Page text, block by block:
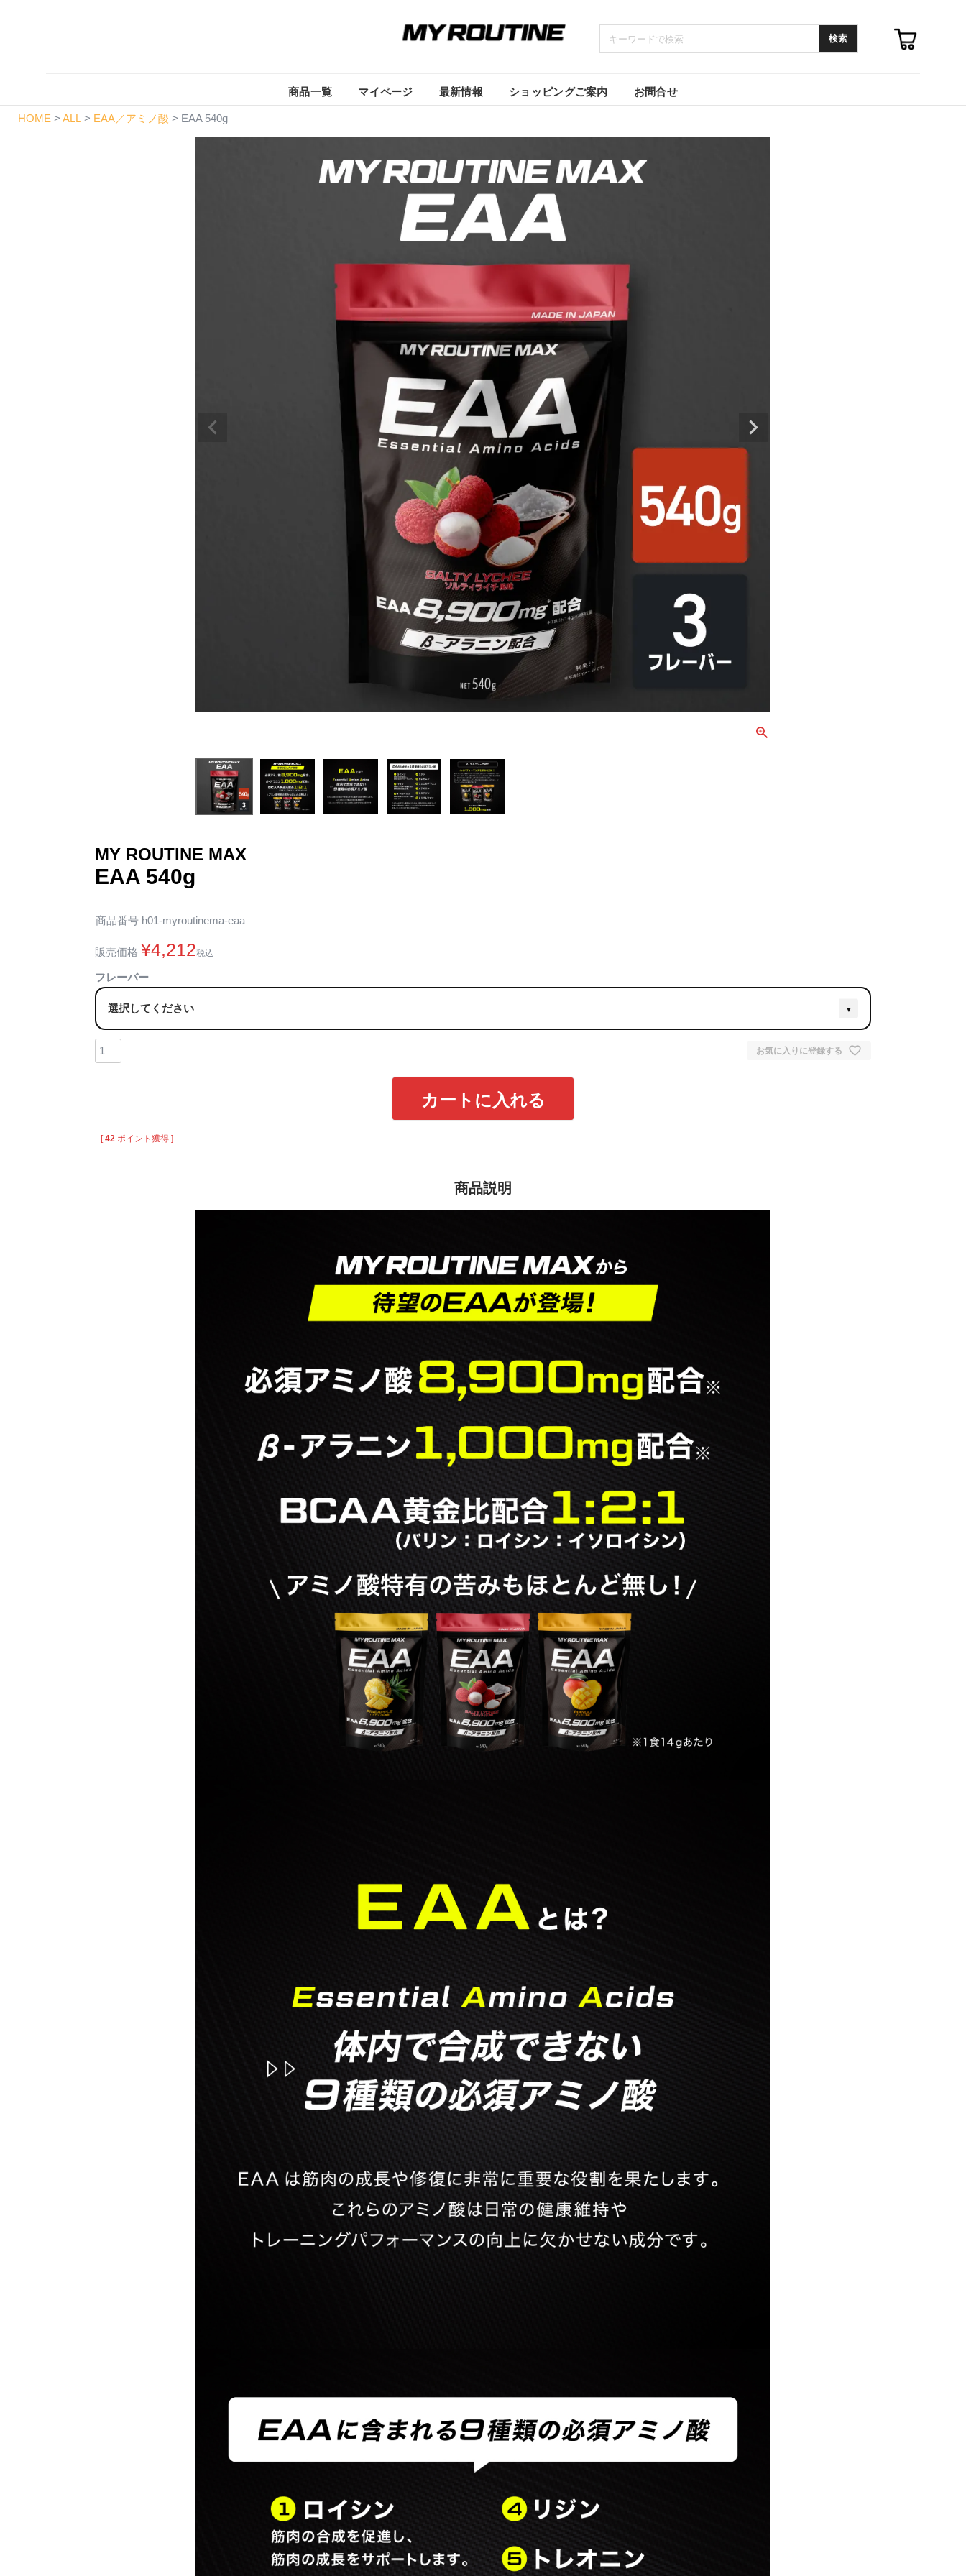
検索
商品一覧 マイページ 最新情報 ショッピングご案内 お問合せ
HOME ALL EAA／アミノ酸 EAA 540g
MY ROUTINE MAX
EAA 540g
商品番号 h01-myroutinema-eaa
販売価格 ¥4,212税込
フレーバー
お気に入りに登録する
カートに入れる
[ 42 ポイント獲得 ]
商品説明